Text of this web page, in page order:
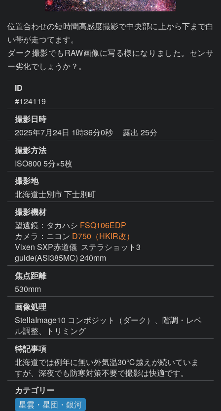
位置合わせの短時間高感度撮影で中央部に上から下まで白
い帯が走つてます。
ダーク撮影でもRAW画像に写る様になりました。センサ
ー劣化でしょうか？。
ID
#124119
撮影日時
2025年7月24日 1時36分0秒
露出 25分
撮影方法
ISO800 5分×5枚
撮影地
北海道士別市 下士別町
撮影機材
望遠鏡：タカハシ FSQ106EDP
カメラ：ニコン D750（HKIR改）
Vixen SXP赤道儀  ステラショット3
guide(ASI385MC) 240mm
焦点距離
530mm
画像処理
StellaImage10 コンポジット（ダーク）、階調・レベ
ル調整、トリミング
特記事項
北海道では例年に無い外気温30℃越えが続いていま
すが、深夜でも防寒対策不要で撮影は快適です。
カテゴリー
星雲・星団・銀河